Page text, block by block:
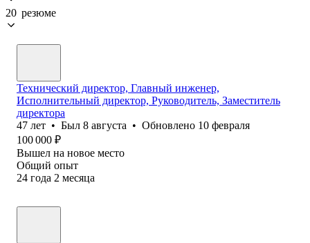
20 резюме
Технический директор, Главный инженер,
Исполнительный директор, Руководитель, Заместитель
директора
47 лет • Был 8 августа • Обновлено 10 февраля
100 000 ₽
Вышел на новое место
Общий опыт
24 года 2 месяца